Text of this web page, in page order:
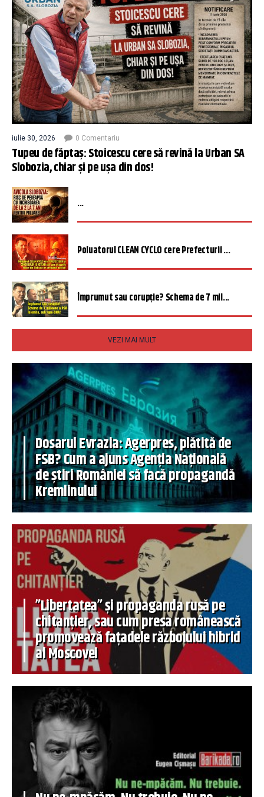
iulie 30, 2026 0 Comentariu
Tupeu de făptaș: Stoicescu cere să revină la Urban SA
Slobozia, chiar și pe ușa din dos!
...
Poluatorul CLEAN CYCLO cere Prefecturii ...
Împrumut sau corupție? Schema de 7 mil...
VEZI MAI MULT
Dosarul Evrazia: Agerpres, plătită de
FSB? Cum a ajuns Agenția Națională
de știri României să facă propagandă
Kremlinului
”Libertatea” și propaganda rusă pe
chitanțier, sau cum presa românească
promovează fațadele războiului hibrid
al Moscovei